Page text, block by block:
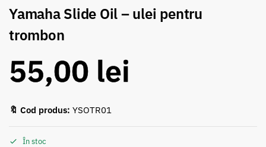
Yamaha Slide Oil – ulei pentru
trombon
55,00 lei
🔖 Cod produs: YSOTR01
În stoc